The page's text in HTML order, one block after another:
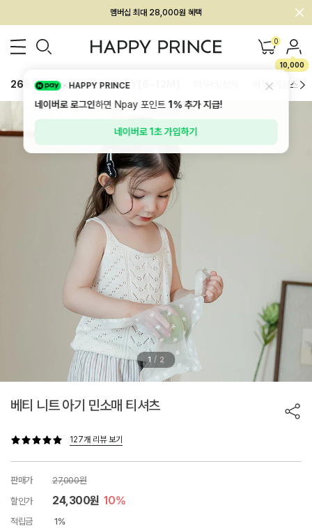
회원전용 아울렛, 가입하면 ~60% 할인!
멤버십 최대 28,000원 혜택 0
10,000
26SS 신상 BEST BABY[6~12M] 하의/레깅스
1 / 2
베티 니트 아기 민소매 티셔츠
127개 리뷰 보기
판매가
27,000원
할인가
24,300원 10%
적립금 1%
HAPPY PRINCE
네이버로 로그인하면 Npay 포인트1%추가 지급!
네이버로 1초 가입하기